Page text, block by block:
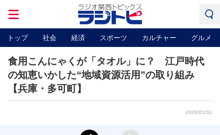
トップ 社会 経済 スポーツ カルチャー グルメ
食用こんにゃくが「タオル」に？ 江戸時代
の知恵いかした“地域資源活用”の取り組み
【兵庫・多可町】
2026/01/31